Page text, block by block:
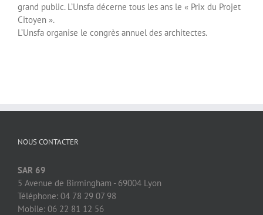
grand public. L’Unsfa décerne tous les ans le « Prix du Projet
Citoyen ».
L’Unsfa organise le congrès annuel des architectes.
NOUS CONTACTER
SAR 69
5 Avenue de Birmingham - 69004 Lyon
Téléphone: 04 78 29 07 98
Mobile: 06 22 81 12 56